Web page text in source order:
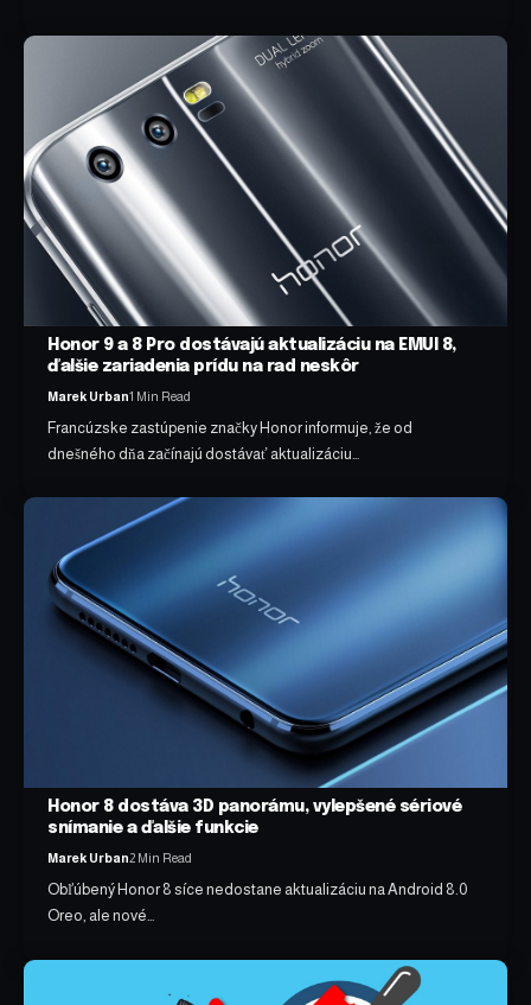
Honor 9 a 8 Pro dostávajú aktualizáciu na EMUI 8,
ďalšie zariadenia prídu na rad neskôr
Marek Urban1 Min Read
Francúzske zastúpenie značky Honor informuje, že od
dnešného dňa začínajú dostávať aktualizáciu…
Honor 8 dostáva 3D panorámu, vylepšené sériové
snímanie a ďalšie funkcie
Marek Urban2 Min Read
Obľúbený Honor 8 síce nedostane aktualizáciu na Android 8.0
Oreo, ale nové…